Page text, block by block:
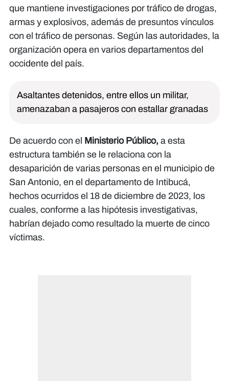
que mantiene investigaciones por tráfico de drogas,
armas y explosivos, además de presuntos vínculos
con el tráfico de personas. Según las autoridades, la
organización opera en varios departamentos del
occidente del país.
Asaltantes detenidos, entre ellos un militar,
amenazaban a pasajeros con estallar granadas
De acuerdo con el Ministerio Público, a esta
estructura también se le relaciona con la
desaparición de varias personas en el municipio de
San Antonio, en el departamento de Intibucá,
hechos ocurridos el 18 de diciembre de 2023, los
cuales, conforme a las hipótesis investigativas,
habrían dejado como resultado la muerte de cinco
víctimas.